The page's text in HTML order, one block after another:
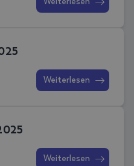
Weiterlesen
Weiterlesen